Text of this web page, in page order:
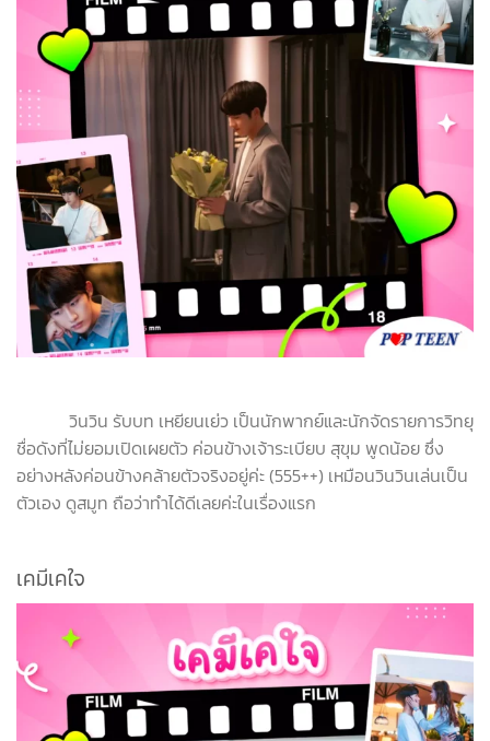
วินวิน รับบท เหยียนเย่ว เป็นนักพากย์และนักจัดรายการวิทยุ
ชื่อดังที่ไม่ยอมเปิดเผยตัว ค่อนข้างเจ้าระเบียบ สุขุม พูดน้อย ซึ่ง
อย่างหลังค่อนข้างคล้ายตัวจริงอยู่ค่ะ (555++) เหมือนวินวินเล่นเป็น
ตัวเอง ดูสมูท ถือว่าทำได้ดีเลยค่ะในเรื่องแรก
เคมีเคใจ